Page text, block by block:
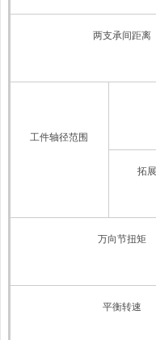
两支承间距离
工件轴径范围
拓
万向节扭矩
平衡转速